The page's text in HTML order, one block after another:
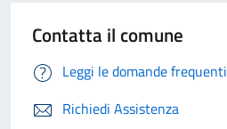
Contatta il comune
Leggi le domande frequenti
Richiedi Assistenza